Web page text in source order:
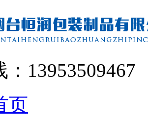
：13953509467
页